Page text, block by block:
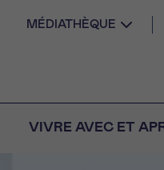
MÉDIATHÈQUE
VIVRE AVEC ET